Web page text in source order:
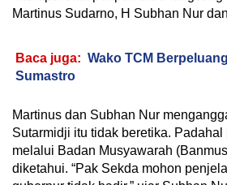
Martinus Sudarno, H Subhan Nur
Baca juga: Wako TCM
Sumastro
Martinus dan Subhan Nur
Sutarmidji itu tidak beretika.
melalui Badan Musyawarah
diketahui. “Pak Sekda mohon